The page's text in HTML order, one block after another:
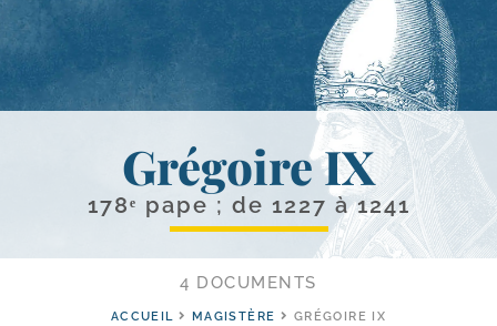
Grégoire IX
178ᵉ pape ; de 1227 à 1241
4 DOCUMENTS
ACCUEIL MAGISTÈRE GRÉGOIRE IX